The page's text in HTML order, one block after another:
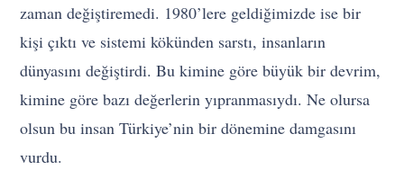
zaman değiştiremedi. 1980’lere geldiğimizde ise bir
kişi çıktı ve sistemi kökünden sarstı, insanların
dünyasını değiştirdi. Bu kimine göre büyük bir devrim,
kimine göre bazı değerlerin yıpranmasıydı. Ne olursa
olsun bu insan Türkiye’nin bir dönemine damgasını
vurdu.